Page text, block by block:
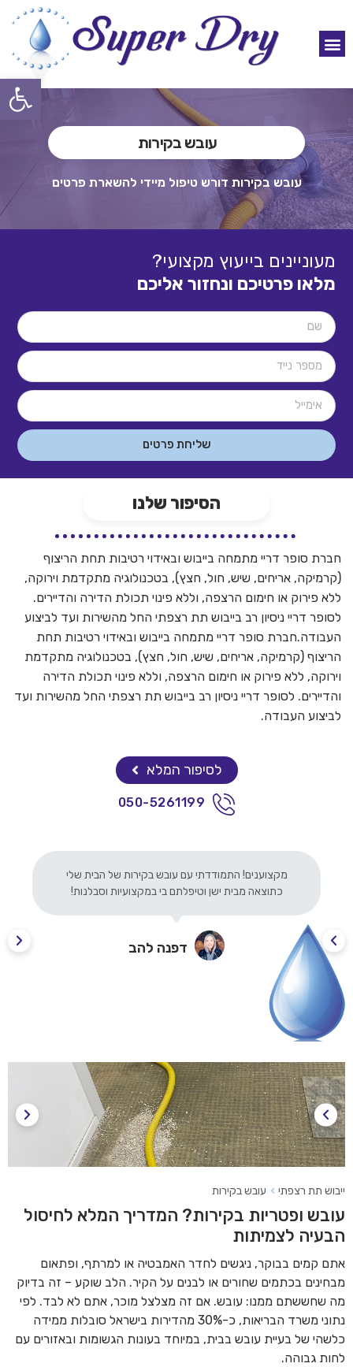
עובש בקירות
עובש בקירות דורש טיפול מיידי להשארת פרטים
מעוניינים בייעוץ מקצועי?
מלאו פרטיכם ונחזור אליכם
שליחת פרטים
הסיפור שלנו
חברת סופר דריי מתמחה בייבוש ובאידוי רטיבות תחת הריצוף
(קרמיקה, אריחים, שיש, חול, חצץ), בטכנולוגיה מתקדמת וירוקה,
ללא פירוק או חימום הרצפה, וללא פינוי תכולת הדירה והדיירים.
לסופר דריי ניסיון רב בייבוש תת רצפתי החל מהשירות ועד לביצוע
העבודה.חברת סופר דריי מתמחה בייבוש ובאידוי רטיבות תחת
הריצוף (קרמיקה, אריחים, שיש, חול, חצץ), בטכנולוגיה מתקדמת
וירוקה, ללא פירוק או חימום הרצפה, וללא פינוי תכולת הדירה
והדיירים. לסופר דריי ניסיון רב בייבוש תת רצפתי החל מהשירות ועד
לביצוע העבודה.
לסיפור המלא
050-5261199
מקצוענים! התמודדתי עם עובש בקירות של הבית שלי
כתוצאה מבית ישן וטיפלתם בי במקצועיות וסבלנות!
דפנה להב
ייבוש תת רצפתי עובש בקירות
עובש ופטריות בקירות? המדריך המלא לחיסול
הבעיה לצמיתות
אתם קמים בבוקר, ניגשים לחדר האמבטיה או למרתף, ופתאום
מבחינים בכתמים שחורים או לבנים על הקיר. הלב שוקע – זה בדיוק
מה שחששתם ממנו: עובש. אם זה מצלצל מוכר, אתם לא לבד. לפי
נתוני משרד הבריאות, כ-30% מהדירות בישראל סובלות ממידה
כלשהי של בעיית עובש בבית, במיוחד בעונות הגשומות ובאזורים עם
לחות גבוהה.